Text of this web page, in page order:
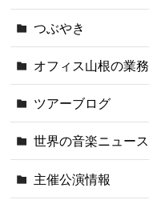
つぶやき
オフィス山根の業務
ツアーブログ
世界の音楽ニュース
主催公演情報